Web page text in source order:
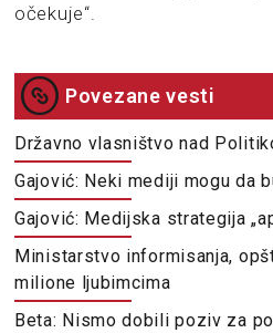
očekuje“.
Povezane vesti
Državno vlasništvo nad
Gajović: Neki mediji mogu da
Gajović: Medijska strategija
Ministarstvo informisanja,
milione ljubimcima
Beta: Nismo dobili poziv za